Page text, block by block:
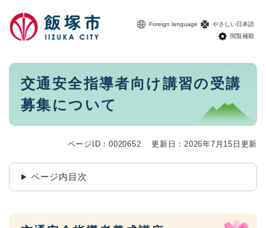
Foreign language
やさしい日本語
閲覧補助
本
交通安全指導者向け講習の受講
募集について
ページID：0020652 更新日：2026年7月15日更新
ページ内目次